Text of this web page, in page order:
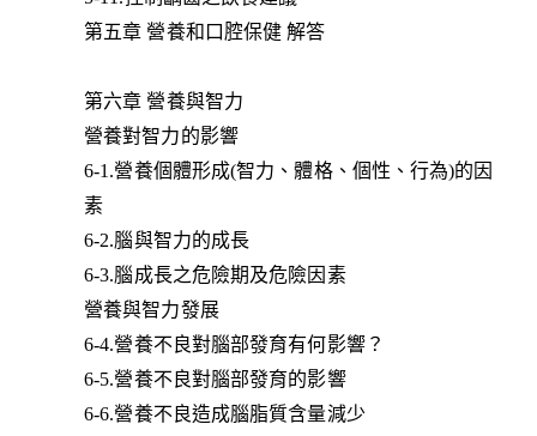
第五章 營養和口腔保健 解答
第六章 營養與智力
營養對智力的影響
6-1.營養個體形成(智力、體格、個性、行為)的因
素
6-2.腦與智力的成長
6-3.腦成長之危險期及危險因素
營養與智力發展
6-4.營養不良對腦部發育有何影響？
6-5.營養不良對腦部發育的影響
6-6.營養不良造成腦脂質含量減少